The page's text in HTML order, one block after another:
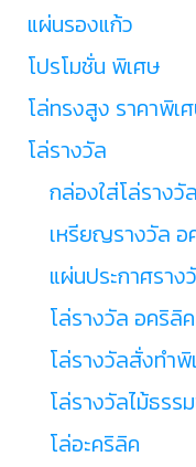
แผ่นรองแก้ว
โปรโมชั่น พิเศษ
โล่ทรงสูง ราคาพิเ
โล่รางวัล
กล่องใส่โล่รางวัล
เหรียญรางวัล อ
แผ่นประกาศราง
โล่รางวัล อคริลิค
โล่รางวัลสั่งทำ
โล่รางวัลไม้ธรร
โล่อะคริลิค